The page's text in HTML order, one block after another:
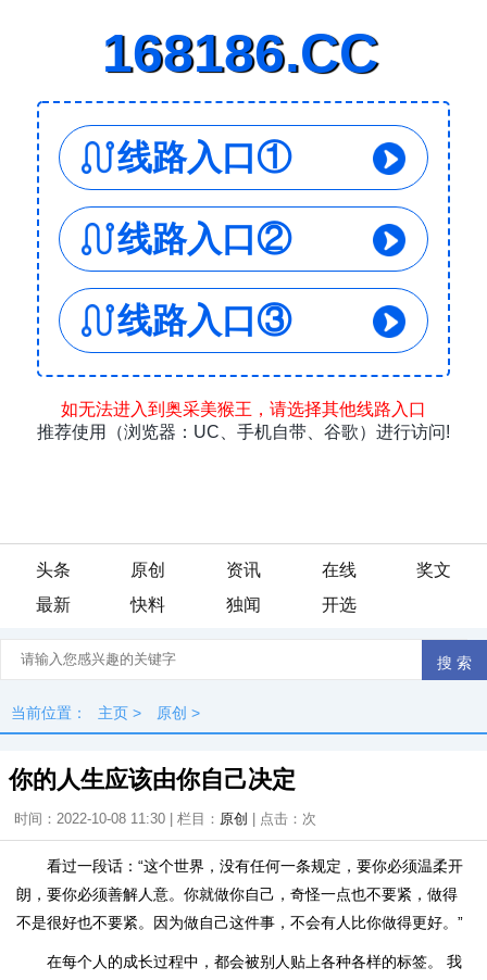
头条 原创 资讯 在线
奖文
最新
快料 独闻 开选
当前位置： 主页 > 原创 >
你的人生应该由你自己决定
时间：2022-10-08 11:30 | 栏目： 原创 | 点击： 次
看过一段话：“这个世界，没有任何一条规定，要你必须温柔开
朗，要你必须善解人意。你就做你自己，奇怪一点也不要紧，做得
不是很好也不要紧。因为做自己这件事，不会有人比你做得更好。”
在每个人的成长过程中，都会被别人贴上各种各样的标签。 我